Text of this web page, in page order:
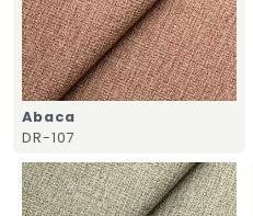
Abaca
DR-107